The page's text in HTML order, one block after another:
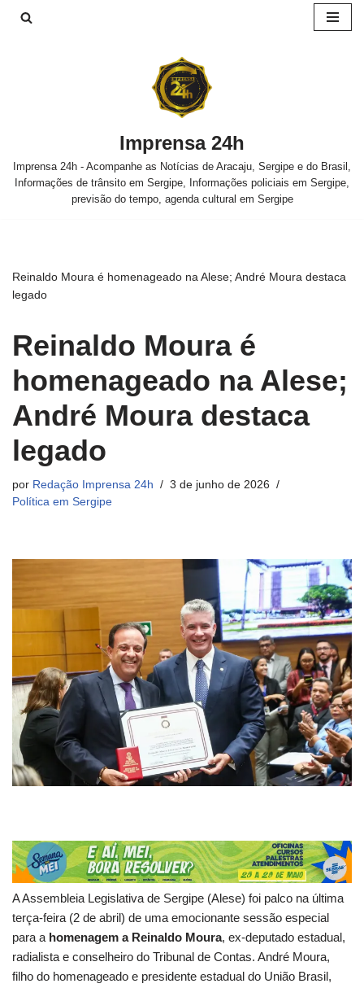
Imprensa 24h
Imprensa 24h - Acompanhe as Notícias de Aracaju, Sergipe e do Brasil,
Informações de trânsito em Sergipe, Informações policiais em Sergipe,
previsão do tempo, agenda cultural em Sergipe
Reinaldo Moura é homenageado na Alese; André Moura destaca
legado
Reinaldo Moura é
homenageado na Alese;
André Moura destaca
legado
por Redação Imprensa 24h
3 de junho de 2026
Política em Sergipe
A Assembleia Legislativa de Sergipe (Alese) foi palco na última
terça-feira (2 de abril) de uma emocionante sessão especial
para a homenagem a Reinaldo Moura, ex-deputado estadual,
radialista e conselheiro do Tribunal de Contas. André Moura,
filho do homenageado e presidente estadual do União Brasil,